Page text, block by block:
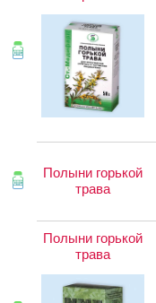
Полыни горькой
трава
Полыни горькой
трава